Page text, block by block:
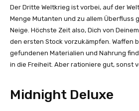
Der Dritte Weltkrieg ist vorbei, auf der
Menge Mutanten und zu allem Überfluss
Neige. Höchste Zeit also, Dich von
den ersten Stock vorzukämpfen. Waffen
gefundenen Materialien und Nahrung
in die Freiheit. Aber rationiere gut, sonst
Midnight Deluxe